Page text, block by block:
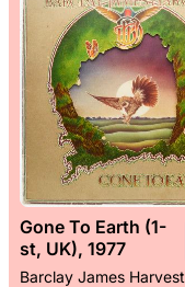
Gone To Earth (1-
st, UK), 1977
Barclay James Harvest